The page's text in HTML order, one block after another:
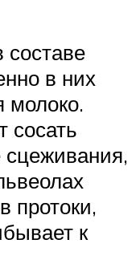
в них
молоко.
сосать
сцеживания,
протоки,
к